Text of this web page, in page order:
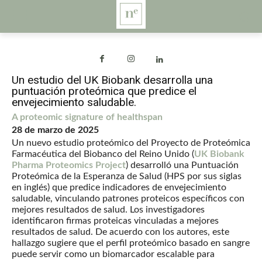
Un estudio del UK Biobank desarrolla una
puntuación proteómica que predice el
envejecimiento saludable.
A proteomic signature of healthspan
28 de marzo de 2025
Un nuevo estudio proteómico del Proyecto de Proteómica
Farmacéutica del Biobanco del Reino Unido (UK Biobank
Pharma Proteomics Project) desarrolló una Puntuación
Proteómica de la Esperanza de Salud (HPS por sus siglas
en inglés) que predice indicadores de envejecimiento
saludable, vinculando patrones proteicos específicos con
mejores resultados de salud. Los investigadores
identificaron firmas proteicas vinculadas a mejores
resultados de salud. De acuerdo con los autores, este
hallazgo sugiere que el perfil proteómico basado en sangre
puede servir como un biomarcador escalable para